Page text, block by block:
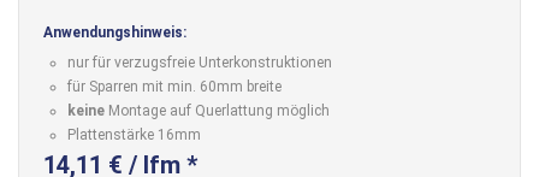
Anwendungshinweis:
nur für verzugsfreie Unterkonstruktionen
für Sparren mit min. 60mm breite
keine Montage auf Querlattung möglich
Plattenstärke 16mm
14,11 € / lfm *